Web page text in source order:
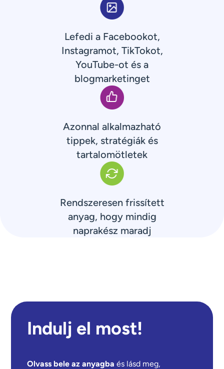
Lefedi a Facebookot,
Instagramot, TikTokot,
YouTube-ot és a
blogmarketinget
Azonnal alkalmazható
tippek, stratégiák és
tartalomötletek
Rendszeresen frissített
anyag, hogy mindig
naprakész maradj
Indulj el most!
Olvass bele az anyagba és lásd meg,